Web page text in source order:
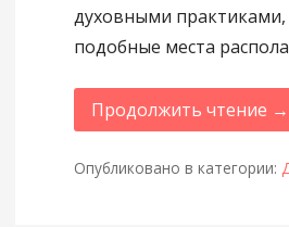
духовными практиками,
подобные места
Продолжить чтение →
Опубликовано в категории: